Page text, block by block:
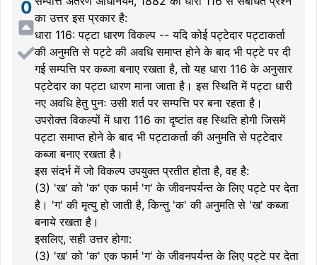
0 का उत्तर इस प्रकार है:
धारा 116: पट्टा धारण विकल्प -- यदि कोई पट्टेदार पट्टाकर्ता
की अनुमति से पट्टे की अवधि समाप्त होने के बाद भी पट्टे पर दी
गई सम्पत्ति पर कब्जा बनाए रखता है, तो यह धारा 116 के अनुसार
पट्टेदार का पट्टा धारण माना जाता है। इस स्थिति में पट्टा धारी
नए अवधि हेतु पुनः उसी शर्त पर सम्पत्ति पर बना रहता है।
उपरोक्त विकल्पों में धारा 116 का दृष्टांत वह स्थिति होगी जिसमें
पट्टा समाप्त होने के बाद भी पट्टाकर्ता की अनुमति से पट्टेदार
कब्जा बनाए रखता है।
इस संदर्भ में जो विकल्प उपयुक्त प्रतीत होता है, वह है:
(3) 'ख' को 'क' एक फार्म 'ग' के जीवनपर्यन्त के लिए पट्टे पर देता
है। 'ग' की मृत्यु हो जाती है, किन्तु 'क' की अनुमति से 'ख' कब्जा
बनाये रखता है।
इसलिए, सही उत्तर होगा:
(3) 'ख' को 'क' एक फार्म 'ग' के जीवनपर्यन्त के लिए पट्टे पर देता